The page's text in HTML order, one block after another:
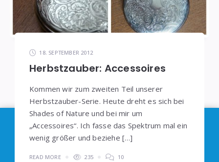
18. SEPTEMBER 2012
Herbstzauber: Accessoires
Kommen wir zum zweiten Teil unserer
Herbstzauber-Serie. Heute dreht es sich bei
Shades of Nature und bei mir um
„Accessoires“. Ich fasse das Spektrum mal ein
wenig größer und beziehe […]
READ MORE 235 10
Im Sinne derDSGVO: Die Erfassung Deiner Daten
durch Google Analyticskönnen Sie durch
Klicken auf den folgenden Link unterbinden. Es